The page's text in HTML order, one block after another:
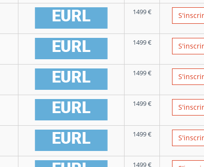
1499€
1499€
1499€
1499€
1499€
1499€